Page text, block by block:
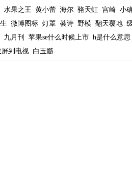
水果之王 黄小蕾 海尔 骆天虹 宫崎 小
微博图标 灯罩 荟诗 野模 翻天覆地
九月刊 苹果se什么时候上市 h是什么意思
到电视 白玉髓